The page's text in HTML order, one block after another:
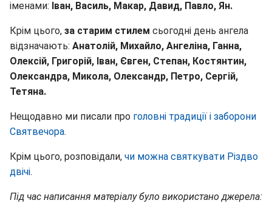
іменами: Іван, Василь, Макар, Давид, Павло, Ян.
Крім цього, за старим стилем сьогодні день ангела
відзначають: Анатолій, Михайло, Ангеліна, Ганна,
Олексій, Григорій, Іван, Євген, Степан, Костянтин,
Олександра, Микола, Олександр, Петро, Сергій,
Тетяна.
Нещодавно ми писали про головні традиції і заборони
Святвечора.
Крім цього, розповідали, чи можна святкувати Різдво
двічі.
Під час написання матеріалу було використано джерела: